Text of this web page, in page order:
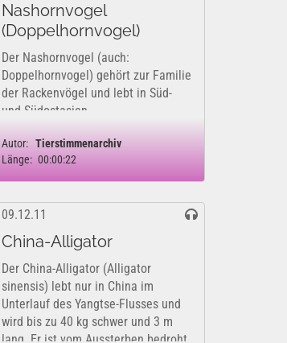
Nashornvogel
(Doppelhornvogel)
Der Nashornvogel (auch:
Doppelhornvogel) gehört zur Familie
der Rackenvögel und lebt in Süd-
und Südostasien.
beitrag/news/26.html
http://www.tierstimmenarchiv.de/sc
huelerportal/
Autor: Tierstimmenarchiv
Länge: 00:00:22
09.12.11
China-Alligator
Der China-Alligator (Alligator
sinensis) lebt nur in China im
Unterlauf des Yangtse-Flusses und
wird bis zu 40 kg schwer und 3 m
lang. Er ist vom Aussterben bedroht,